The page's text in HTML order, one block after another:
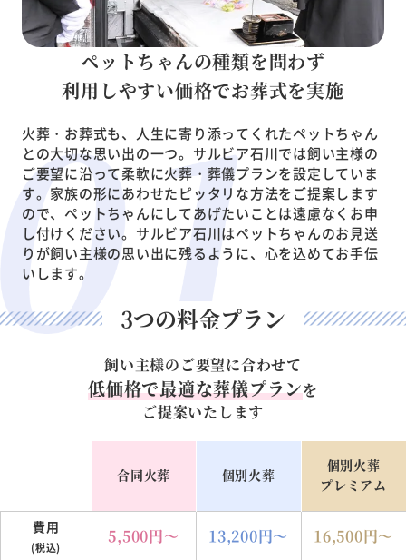
ペットちゃんの種類を問わず
利用しやすい価格でお葬式を実施
火葬・お葬式も、人生に寄り添ってくれたペットちゃん
との大切な思い出の一つ。サルビア石川では飼い主様の
ご要望に沿って柔軟に火葬・葬儀プランを設定していま
す。家族の形にあわせたピッタリな方法をご提案します
ので、ペットちゃんにしてあげたいことは遠慮なくお申
し付けください。サルビア石川はペットちゃんのお見送
りが飼い主様の思い出に残るように、心を込めてお手伝
いします。
3つの料金プラン
飼い主様のご要望に合わせて
低価格で最適な葬儀プランを
ご提案いたします
合同火葬 個別火葬
個別火葬
プレミアム
費用
(税込)
5,500円～ 13,200円～ 16,500円～